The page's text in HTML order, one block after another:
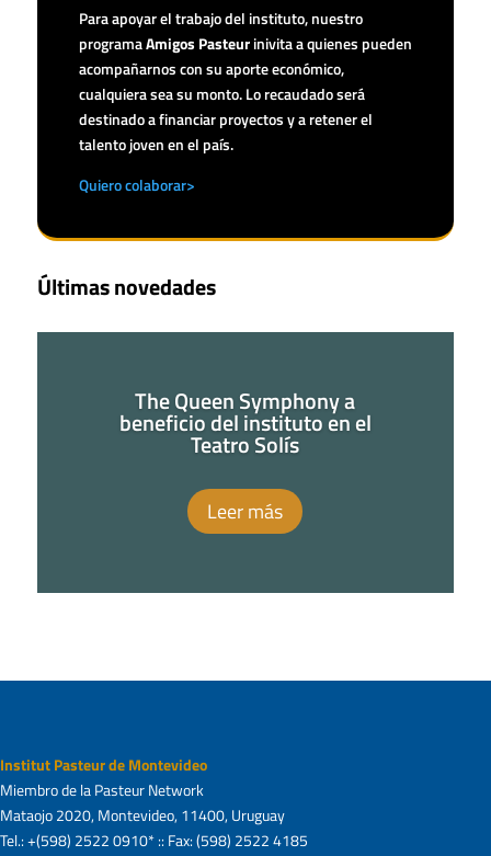
Para apoyar el trabajo del instituto, nuestro
programaAmigos Pasteur inivita a quienes pueden
acompañarnos con su aporte económico,
cualquiera sea su monto. Lo recaudado será
destinado a financiar proyectos y a retener el
talento joven en el país.
Quiero colaborar>
Últimas novedades
The Queen Symphony a
beneficio del instituto en el
Teatro Solís
Leer más
Institut Pasteur de Montevideo
Miembro de la Pasteur Network
Mataojo 2020, Montevideo, 11400, Uruguay
Tel.: +(598) 2522 0910* :: Fax: (598) 2522 4185